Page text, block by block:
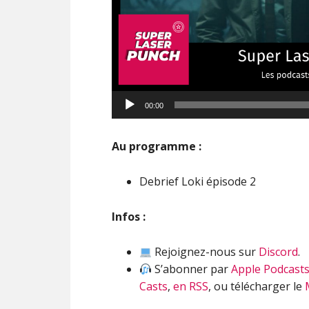
Lecteur
audio
00:00
Au programme :
Debrief Loki épisode 2
Infos :
Rejoignez-nous sur Discord.
S’abonner parApple Podcasts
Casts, en RSS, ou télécharger le